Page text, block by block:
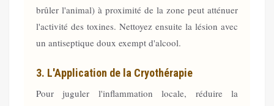
brûler l'animal) à proximité de la zone peut atténuer
l'activité des toxines. Nettoyez ensuite la lésion avec
un antiseptique doux exempt d'alcool.
3. L'Application de la Cryothérapie
Pour juguler l'inflammation locale, réduire la